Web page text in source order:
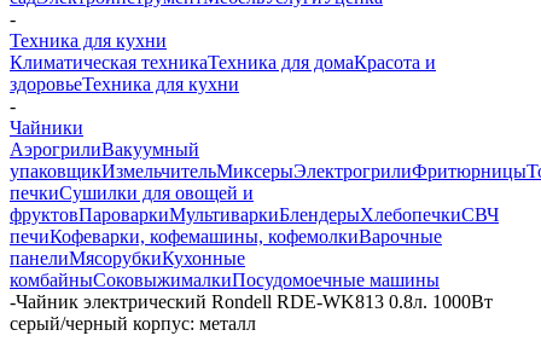
-
Техника для кухни
Климатическая техникаТехника для домаКрасота и
здоровьеТехника для кухни
-
Чайники
АэрогрилиВакуумный
упаковщикИзмельчительМиксерыЭлектрогрилиФритюрницы
печкиСушилки для овощей и
фруктовПароваркиМультиваркиБлендерыХлебопечкиСВЧ
печиКофеварки, кофемашины, кофемолкиВарочные
панелиМясорубкиКухонные
комбайныСоковыжималкиПосудомоечные машины
-Чайник электрический Rondell RDE-WK813 0.8л. 1000Вт
серый/черный корпус: металл